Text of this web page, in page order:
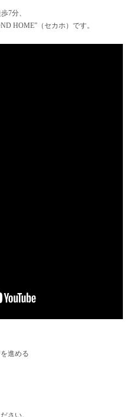
7分、
HOME”（セカホ）です。
進める